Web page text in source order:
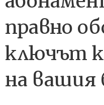
правно
ключът
на вашия